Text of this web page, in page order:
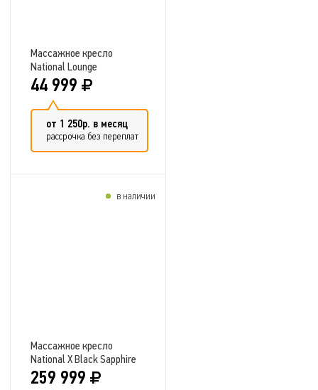
Массажное кресло
National Lounge
44 999
от 1 250р. в месяц
рассрочка без переплат
Массажное кресло
National X Black Sapphire
259 999
в наличии